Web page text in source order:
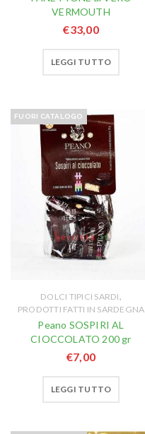
VERMOUTH
€33,00
LEGGI TUTTO
FUORI CATALOGO
DOLCI TIPICI SARDI,
PRODOTTI FATTI IN SARDEGNA
Peano SOSPIRI AL
CIOCCOLATO 200 gr
€7,00
LEGGI TUTTO